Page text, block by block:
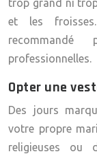
trop grand ni
et les
professionnelles.
Opter une
Des jours
votre propre
religieuses ou